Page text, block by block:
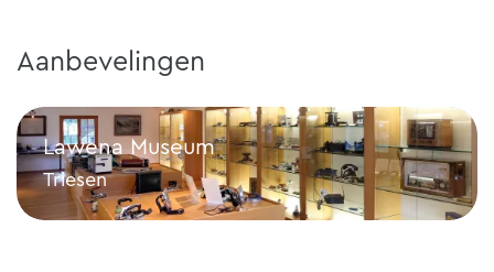
Aanbevelingen
Lawena Museum
Triesen
Lawena Museum